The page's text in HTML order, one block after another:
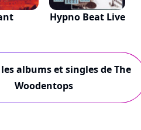
Hypno Beat Live
albums et singles de The
Woodentops